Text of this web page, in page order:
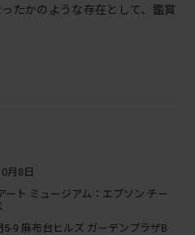
たかのような存在として、鑑賞
月8日
ート ミュージアム：エプソン チー
9 麻布台ヒルズ ガーデンプラザB